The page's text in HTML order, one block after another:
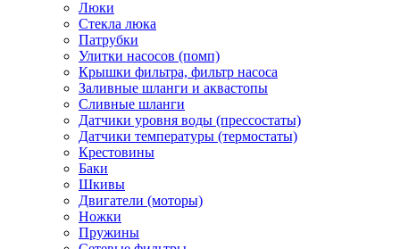
Люки
Стекла люка
Патрубки
Улитки насосов (помп)
Крышки фильтра, фильтр насоса
Заливные шланги и аквастопы
Сливные шланги
Датчики уровня воды (прессостаты)
Датчики температуры (термостаты)
Крестовины
Баки
Шкивы
Двигатели (моторы)
Ножки
Пружины